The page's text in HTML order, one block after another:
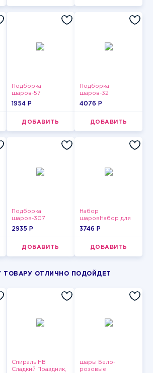
Подборка
шаров-57
1954 P
ДОБАВИТЬ
Подборка
шаров-32
4076 P
ДОБАВИТЬ
Подборка
шаров-307
2935 P
ДОБАВИТЬ
Набор
шаровНабор для
мужчин-3
3746 P
ДОБАВИТЬ
ТОВАРУ ОТЛИЧНО ПОДОЙДЕТ
Спираль HB
Сладкий Праздник,
шары Бело-
розовые